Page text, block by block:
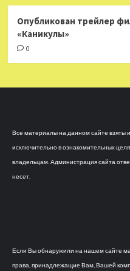
Опубликован трейлер
«Каникулы»
0
Все материалы на данном сайте взяты
исключительно в ознакомительных
владельцам. Администрация сайта
несет.
Если Вы обнаружили на нашем сайте
права, принадлежащие Вам, Вашей